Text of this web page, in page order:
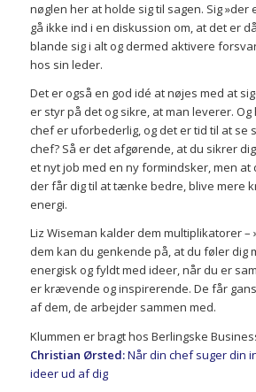
nøglen her at holde sig til sagen. Sig »der
gå ikke ind i en diskussion om, at det er
blande sig i alt og dermed aktivere
hos sin leder.
Det er også en god idé at nøjes med at
er styr på det og sikre, at man leverer.
chef er uforbederlig, og det er tid til at se
chef? Så er det afgørende, at du sikrer
et nyt job med en ny formindsker, men at
der får dig til at tænke bedre, blive mere
energi.
Liz Wiseman kalder dem multiplikatorer –
dem kan du genkende på, at du føler dig
energisk og fyldt med ideer, når du er
er krævende og inspirerende. De får
af dem, de arbejder sammen med.
Klummen er bragt hos Berlingske
Christian Ørsted:Når din chef suger din
ideer ud af dig